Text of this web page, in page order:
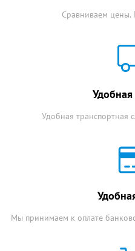
Сравниваем цены.
Удобная
Удобная транспортная
Мы принимаем к оплате